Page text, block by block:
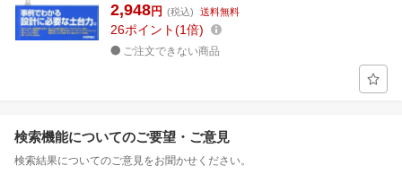
2,948円 (税込) 送料無料
26ポイント 1倍
ご注文できない商品
検索機能についてのご要望・ご意見
検索結果についてのご意見をお聞かせください。